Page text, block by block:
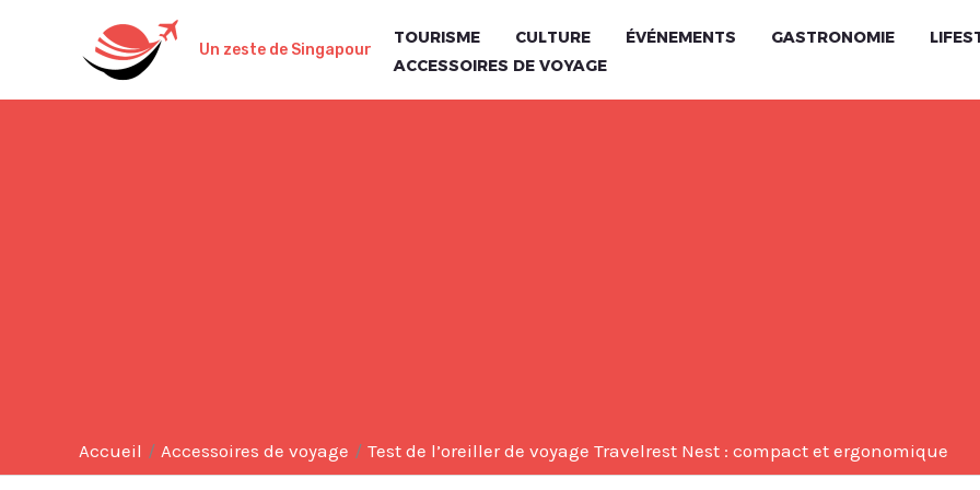
Un zeste de Singapour
TOURISME CULTURE ÉVÉNEMENTS GASTRONOMIE
ACCESSOIRES DE VOYAGE
Accueil Accessoires de voyage Test de l’oreiller de voyage Travelrest Nest : compact et ergonomique